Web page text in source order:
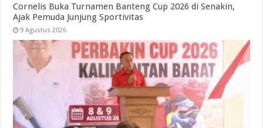
Cornelis Buka Turnamen Banteng Cup 2026 di Senakin,
Ajak Pemuda Junjung Sportivitas
9 Agustus 2026